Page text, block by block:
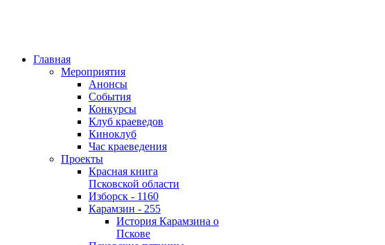
Главная
Мероприятия
Анонсы
События
Конкурсы
Клуб краеведов
Киноклуб
Час краеведения
Проекты
Красная книга
Псковской области
Изборск - 1160
Карамзин - 255
История Карамзина о
Пскове